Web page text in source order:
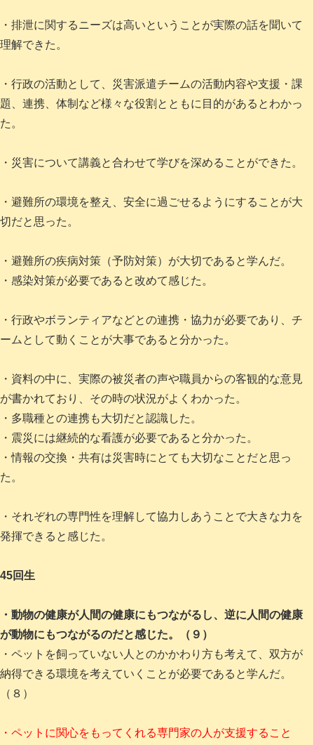
・排泄に関するニーズは高いということが実際の話を聞いて
理解できた。
・行政の活動として、災害派遣チームの活動内容や支援・課
題、連携、体制など様々な役割とともに目的があるとわかっ
た。
・災害について講義と合わせて学びを深めることができた。
・避難所の環境を整え、安全に過ごせるようにすることが大
切だと思った。
・避難所の疾病対策（予防対策）が大切であると学んだ。
・感染対策が必要であると改めて感じた。
・行政やボランティアなどとの連携・協力が必要であり、チ
ームとして動くことが大事であると分かった。
・資料の中に、実際の被災者の声や職員からの客観的な意見
が書かれており、その時の状況がよくわかった。
・多職種との連携も大切だと認識した。
・震災には継続的な看護が必要であると分かった。
・情報の交換・共有は災害時にとても大切なことだと思っ
た。
・それぞれの専門性を理解して協力しあうことで大きな力を
発揮できると感じた。
45回生
・動物の健康が人間の健康にもつながるし、逆に人間の健康
が動物にもつながるのだと感じた。（９）
・ペットを飼っていない人とのかかわり方も考えて、双方が
納得できる環境を考えていくことが必要であると学んだ。
（８）
・ペットに関心をもってくれる専門家の人が支援すること